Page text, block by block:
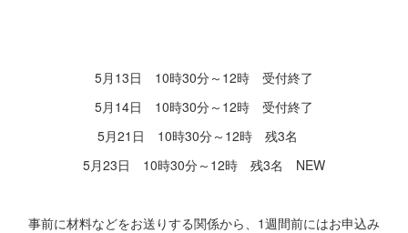
5月13日 10時30分～12時 受付終了
5月14日 10時30分～12時 受付終了
5月21日 10時30分～12時 残3名
5月23日 10時30分～12時 残3名 NEW
事前に材料などをお送りする関係から、1週間前にはお申込み